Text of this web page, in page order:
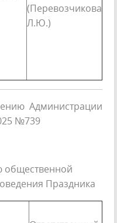
(Перевозчикова
Л.Ю.)
Администрации
№739
общественной
Праздника